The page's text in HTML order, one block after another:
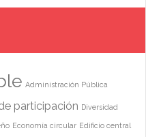
Administración Pública
participación Diversidad
Economía circular Edificio central